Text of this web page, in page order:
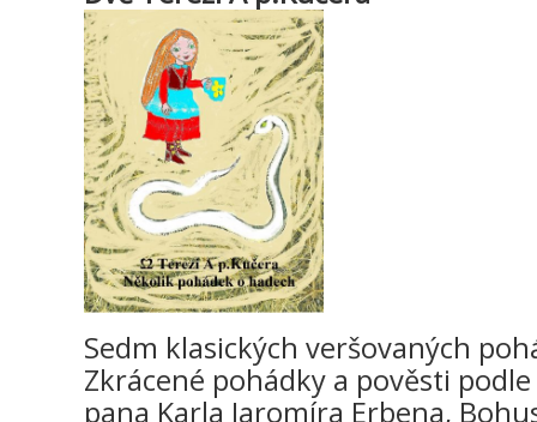
Sedm klasických veršovaných
Zkrácené pohádky a pověsti
pana Karla Jaromíra Erbena,